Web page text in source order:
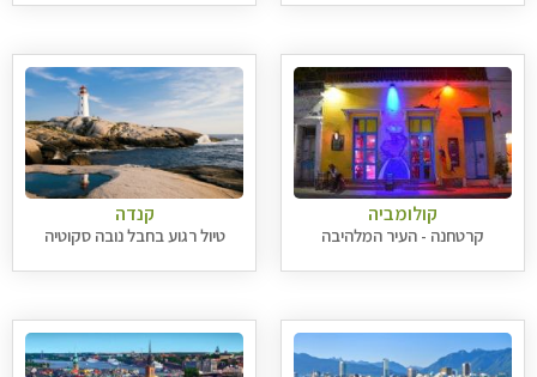
קולומביה
קרטחנה - העיר המלהיבה
קנדה
טיול רגוע בחבל נובה סקוטיה